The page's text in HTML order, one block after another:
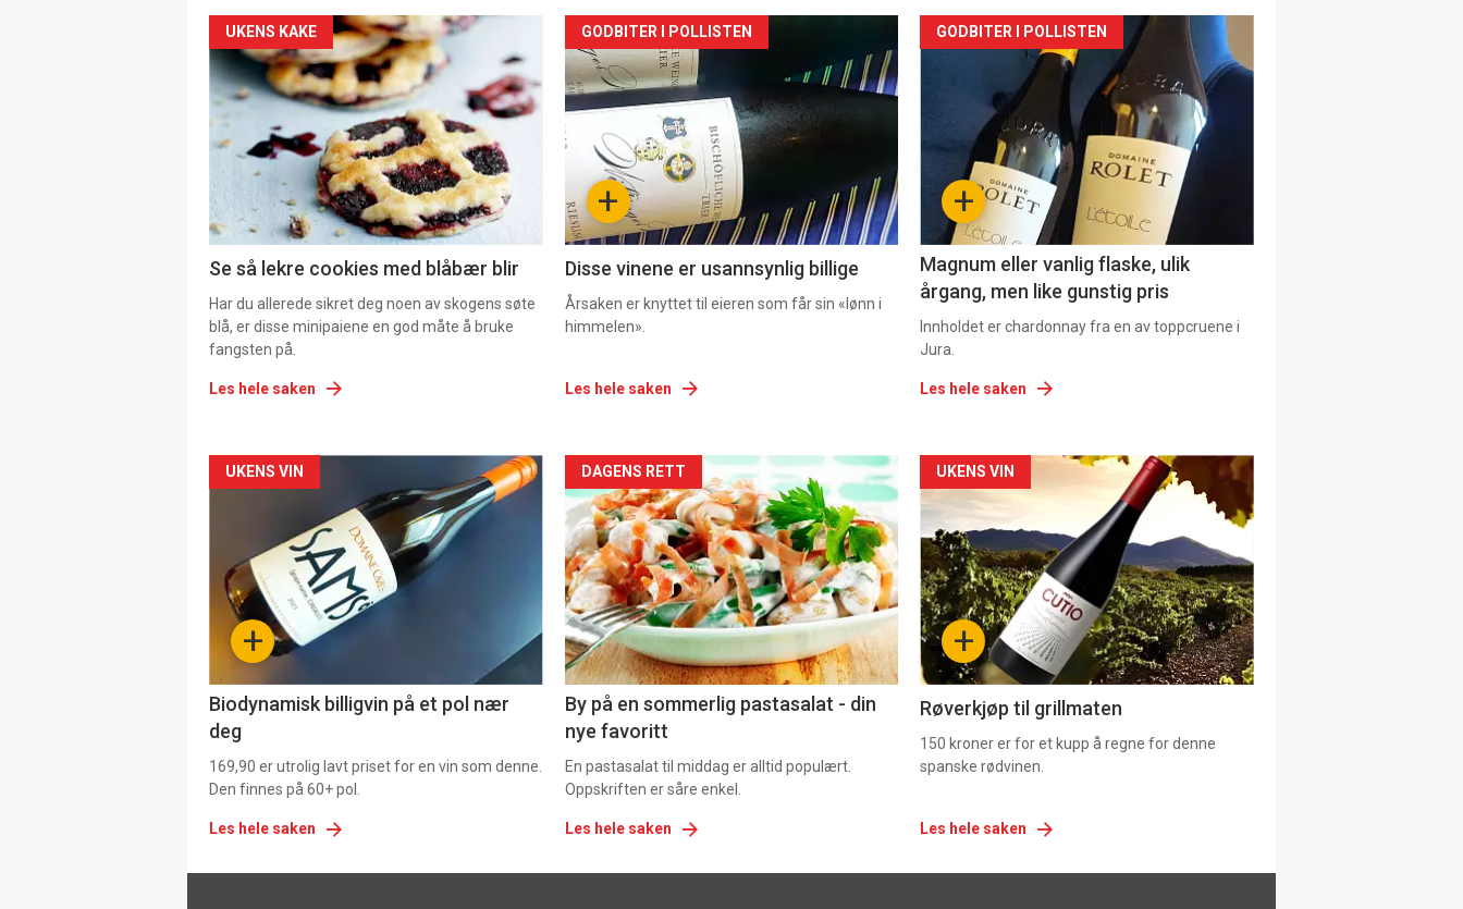
UKENS KAKE
Se så lekre cookies med blåbær blir
Har du allerede sikret deg noen av skogens søte
blå, er disse minipaiene en god måte å bruke
fangsten på.
Les hele saken
Forsiden
akkurat
nå
2 +
GODBITER I POLLISTEN
Disse vinene er usannsynlig billige
Årsaken er knyttet til eieren som får sin «lønn i
himmelen».
Les hele saken
Forsiden
akkurat
nå
+
GODBITER I POLLISTEN
Magnum eller vanlig flaske, ulik
årgang, men like gunstig pris
Innholdet er chardonnay fra en av toppcruene i
Jura.
Les hele saken
Forsiden
akkurat
nå
-
+
UKENS VIN
Biodynamisk billigvin på et pol nær
deg
169,90 er utrolig lavt priset for en vin som denne.
Den finnes på 60+ pol.
Les hele saken
Forsiden
akkurat
nå
-
5
DAGENS RETT
By på en sommerlig pastasalat - din
nye favoritt
En pastasalat til middag er alltid populært.
Oppskriften er såre enkel.
Les hele saken
Forsiden
akkurat
nå
-
6 +
UKENS VIN
Røverkjøp til grillmaten
150 kroner er for et kupp å regne for denne
spanske rødvinen.
Les hele saken